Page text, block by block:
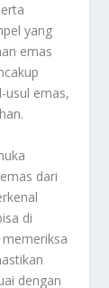
yang
emas
usul emas,
dari
di
dengan